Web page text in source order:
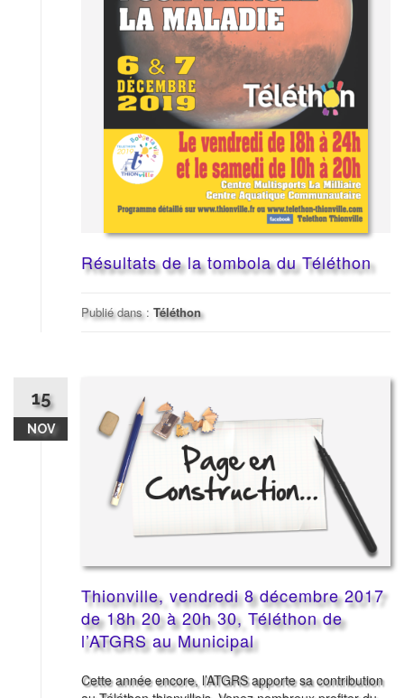
Résultats de la tombola du Téléthon
Publié dans : Téléthon
15
NOV
Thionville, vendredi 8 décembre 2017
de 18h 20 à 20h 30, Téléthon de
l’ATGRS au Municipal
Cette année encore, l’ATGRS apporte sa contribution